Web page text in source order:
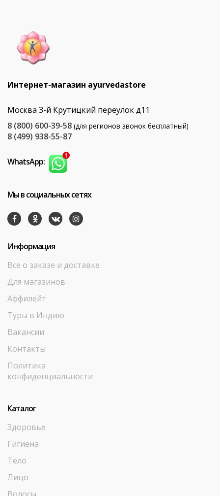
Интернет-магазин ayurvedastore
Москва 3-й Крутицкий переулок д11
8 (800) 600-39-58 (для регионов звонок бесплатный)
8 (499) 938-55-87
WhatsApp:
Мы в социальных сетях
Информация
Все о заказе и доставке
Для магазинов
Аффилейт
Туры в Индию
Вакансии
Контакты
Политика
конфиденциальности
Каталог
Здоровье
Гигиена
Тело
Лицо